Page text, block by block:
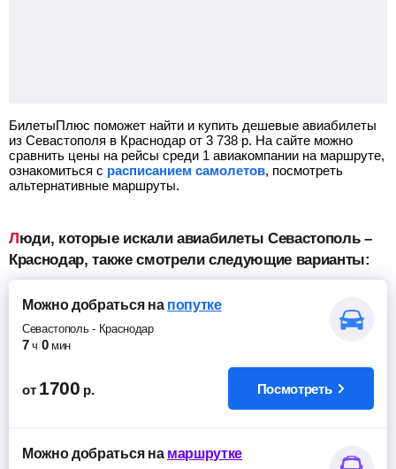
БилетыПлюс поможет найти и купить дешевые авиабилеты
из Севастополя в Краснодар от 3 738 р. На сайте можно
сравнить цены на рейсы среди 1 авиакомпании на маршруте,
ознакомиться с расписанием самолетов, посмотреть
альтернативные маршруты.
Люди, которые искали авиабилеты Севастополь –
Краснодар, также смотрели следующие варианты:
Можно добратьсяна попутке
Севастополь- Краснодар
7 ч 0 мин
от 1700 р. Посмотреть
Можно добратьсяна маршрутке